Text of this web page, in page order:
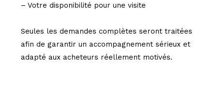
– Votre disponibilité pour une visite
Seules les demandes complètes seront traitées
afin de garantir un accompagnement sérieux et
adapté aux acheteurs réellement motivés.